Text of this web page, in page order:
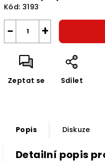
Kód: 3193
+
−
Zeptat se Sdílet
Popis Diskuze
Detailní popis